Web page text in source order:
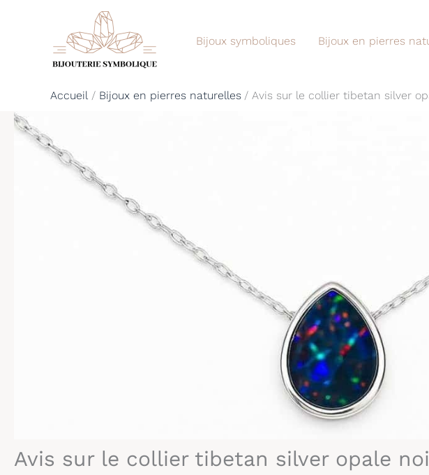
Bijoux symboliques Bijoux en pierres
Accueil Bijoux en pierres naturelles Avis sur le collier tibetan silver
Avis sur le collier tibetan silver opale